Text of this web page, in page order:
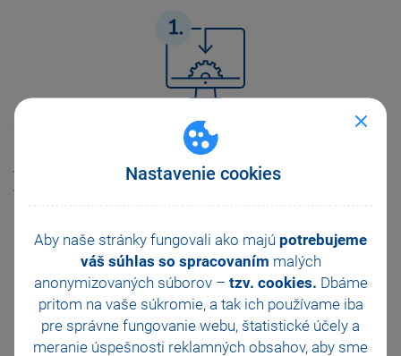
Nastavenie cookies
Aby naše stránky fungovali ako majú potrebujeme
váš súhlas so spracovaním malých
anonymizovaných súborov – tzv. cookies. Dbáme
pritom na vaše súkromie, a tak ich používame iba
pre správne fungovanie webu, štatistické účely a
meranie úspešnosti reklamných obsahov, aby sme
Pohodu Start si zadarmo stiahnete kliknutím na modré tlačidlo
vyššie. Bezplatnou registráciou však získate omnoho viac
výhod. Stiahnutý súbor otvorte a postupujte podľa sprievodcu.